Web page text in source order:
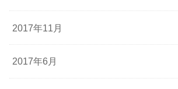
2017年11月
2017年6月